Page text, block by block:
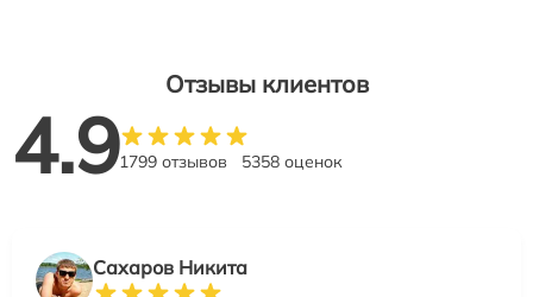
Отзывы клиентов
4.91799 отзывов 5358 оценок
Сахаров Никита